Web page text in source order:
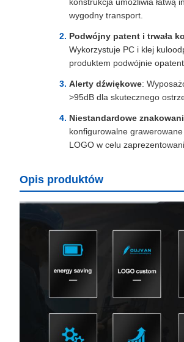
wygodny transport.
Podwójny patent i trwała
Wykorzystuje PC i klej
produktem podwójnie
Alerty dźwiękowe:
>95dB dla skutecznego
Niestandardowe
konfigurowalne
LOGO w celu
Opis produktów